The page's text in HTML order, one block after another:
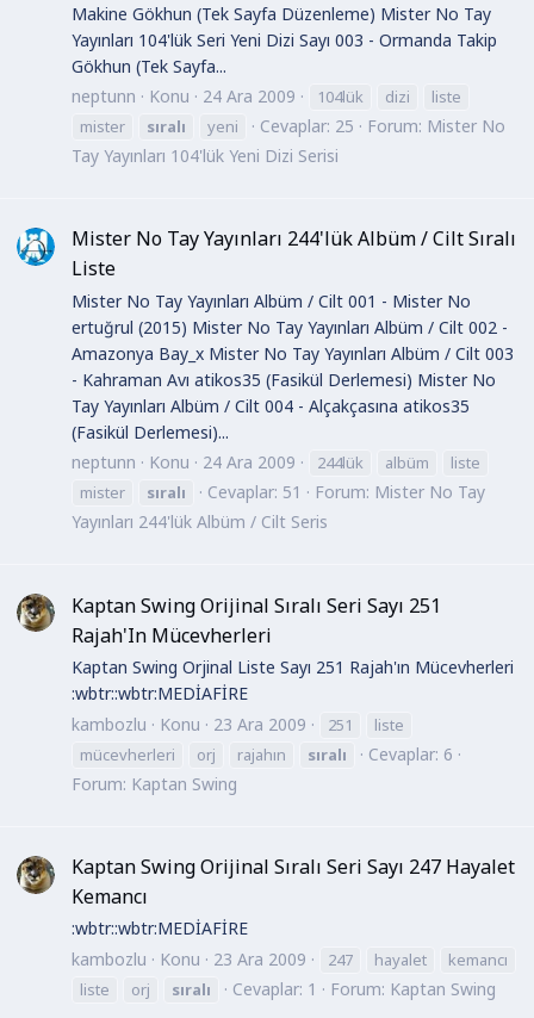
Makine Gökhun (Tek Sayfa Düzenleme) Mister No Tay
Yayınları 104'lük Seri Yeni Dizi Sayı 003 - Ormanda Takip
Gökhun (Tek Sayfa...
neptunn
Konu 24 Ara 2009 104lük dizi
liste
mister
sıralı yeni Cevaplar: 25 Forum: Mister No
Tay Yayınları 104'lük Yeni Dizi Serisi
Mister No Tay Yayınları 244'lük Albüm / Cilt Sıralı
Liste
Mister No Tay Yayınları Albüm / Cilt 001 - Mister No
ertuğrul (2015) Mister No Tay Yayınları Albüm / Cilt 002 -
Amazonya Bay_x Mister No Tay Yayınları Albüm / Cilt 003
- Kahraman Avı atikos35 (Fasikül Derlemesi) Mister No
Tay Yayınları Albüm / Cilt 004 - Alçakçasına atikos35
(Fasikül Derlemesi)...
neptunn
Konu 24 Ara 2009 244lük albüm
liste
mister
sıralı Cevaplar: 51 Forum: Mister No Tay
Yayınları 244'lük Albüm / Cilt Seris
Kaptan Swing Orijinal Sıralı Seri Sayı 251
Rajah'In Mücevherleri
Kaptan Swing Orjinal Liste Sayı 251 Rajah'ın Mücevherleri
:wbtr::wbtr:MEDİAFİRE
kambozlu
Konu 23 Ara 2009 251
liste
mücevherleri
orj rajahın sıralı
Cevaplar: 6
Forum: Kaptan Swing
Kaptan Swing Orijinal Sıralı Seri Sayı 247 Hayalet
Kemancı
:wbtr::wbtr:MEDİAFİRE
kambozlu
Konu 23 Ara 2009 247 hayalet
kemancı
liste
orj sıralı Cevaplar: 1 Forum: Kaptan Swing